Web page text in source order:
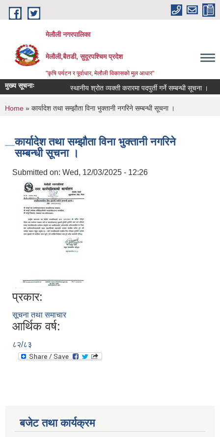
Skip to main content
मेलौली नगरपालिका
मेलौली,बैतडी, सुदूरपश्‍चिम प्रदेश
"कृषि पर्यटन र पूर्वाधार, मेलौली विकासको मुल आधार"
मुख्य सूचनाः स्थानीय श्रोत व्यक्ती करारमा पदपुर्ती गर्ने सम्बन्धी सूचना ।
You are here
Home » कार्यादेश तथा सम्झौता विना भुक्तानी नगरिने सम्बन्धी सूचना ।
कार्यादेश तथा सम्झौता विना भुक्तानी नगरिने
सम्बन्धी सूचना ।
Submitted on: Wed, 12/03/2025 - 12:26
प्रकार:
सूचना तथा समाचार
आर्थिक वर्ष:
८२/८३
बजेट तथा कार्यक्रम